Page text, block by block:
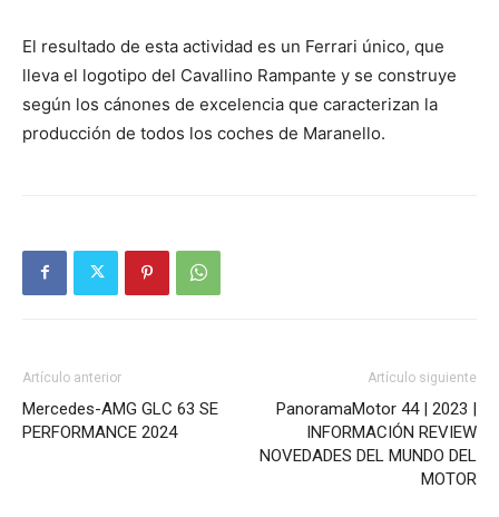
El resultado de esta actividad es un Ferrari único, que
lleva el logotipo del Cavallino Rampante y se construye
según los cánones de excelencia que caracterizan la
producción de todos los coches de Maranello.
Artículo anterior
Mercedes-AMG GLC 63 SE
PERFORMANCE 2024
Artículo siguiente
PanoramaMotor 44 | 2023 |
INFORMACIÓN REVIEW
NOVEDADES DEL MUNDO DEL
MOTOR